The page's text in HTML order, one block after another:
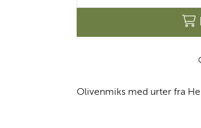
Olivenmiks med urter fra